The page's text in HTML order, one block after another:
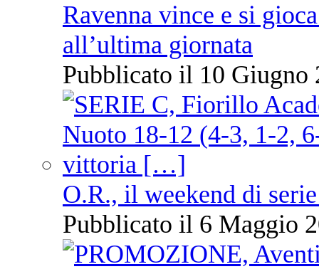
Ravenna vince e si
all’ultima giornata
Pubblicato il 10 Giugno
O.R., il weekend di
Pubblicato il 6 Maggio